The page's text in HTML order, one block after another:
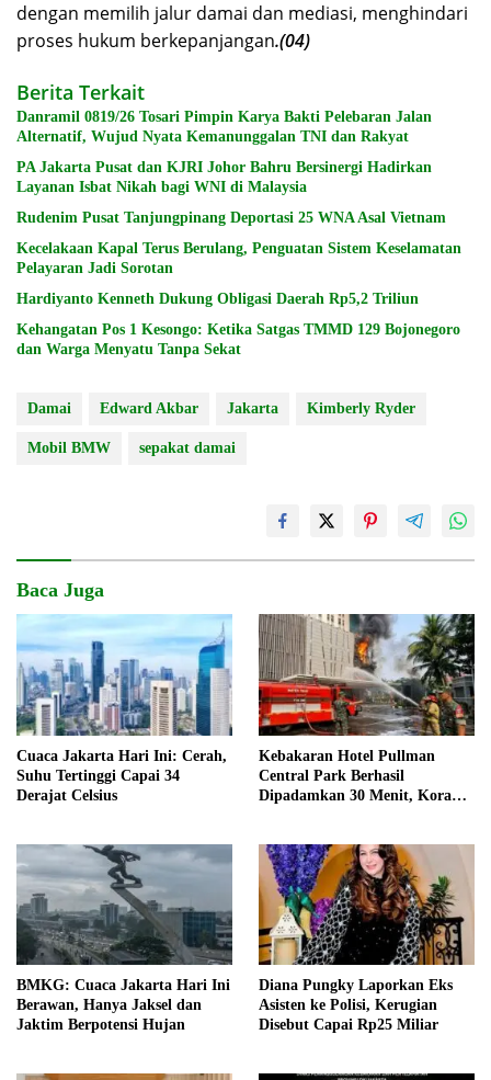
dengan memilih jalur damai dan mediasi, menghindari
proses hukum berkepanjangan.(04)
Berita Terkait
Danramil 0819/26 Tosari Pimpin Karya Bakti Pelebaran Jalan
Alternatif, Wujud Nyata Kemanunggalan TNI dan Rakyat
PA Jakarta Pusat dan KJRI Johor Bahru Bersinergi Hadirkan
Layanan Isbat Nikah bagi WNI di Malaysia
Rudenim Pusat Tanjungpinang Deportasi 25 WNA Asal Vietnam
Kecelakaan Kapal Terus Berulang, Penguatan Sistem Keselamatan
Pelayaran Jadi Sorotan
Hardiyanto Kenneth Dukung Obligasi Daerah Rp5,2 Triliun
Kehangatan Pos 1 Kesongo: Ketika Satgas TMMD 129 Bojonegoro
dan Warga Menyatu Tanpa Sekat
Damai Edward Akbar Jakarta Kimberly Ryder
Mobil BMW sepakat damai
Baca Juga
Cuaca Jakarta Hari Ini: Cerah,
Suhu Tertinggi Capai 34
Derajat Celsius
Kebakaran Hotel Pullman
Central Park Berhasil
Dipadamkan 30 Menit, Koramil
BMKG: Cuaca Jakarta Hari Ini
Berawan, Hanya Jaksel dan
Jaktim Berpotensi Hujan
Diana Pungky Laporkan Eks
Asisten ke Polisi, Kerugian
Disebut Capai Rp25 Miliar